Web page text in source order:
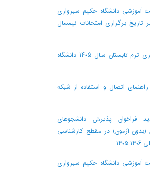
آموزشی دانشگاه حکیم سبزواری
برگزاری امتحانات نیمسال
اطلاعیه برگزاری ترم تابستان سال ۱۴۰۵ دانشگاه
راهنمای اتصال و استفاده از شبکه
فراخوان پذیرش دانشجو‌های
(بدون آزمون) در مقطع کارشناسی
آموزشی دانشگاه حکیم سبزواری